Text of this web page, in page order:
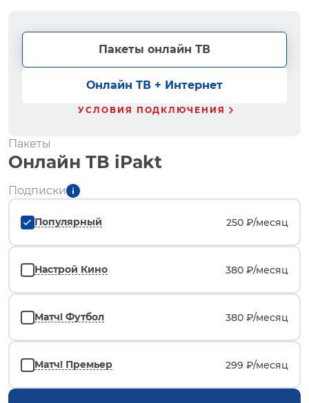
Пакеты онлайн ТВ
Онлайн ТВ + Интернет
УСЛОВИЯ ПОДКЛЮЧЕНИЯ
Пакеты
Онлайн ТВ iPakt
Подписки
Популярный 250 ₽/месяц
Настрой Кино 380 ₽/месяц
Матч! Футбол 380 ₽/месяц
Матч! Премьер 299 ₽/месяц